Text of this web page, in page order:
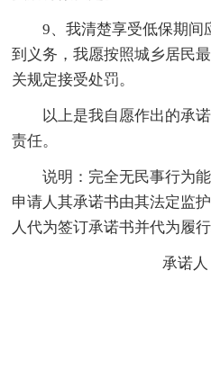
9、我清楚享受低保期间
到义务，我愿按照城乡居民
关规定接受处罚。
以上是我自愿作出的承
责任。
说明：完全无民事行为
申请人其承诺书由其法定监
人代为签订承诺书并代为履
承诺人（